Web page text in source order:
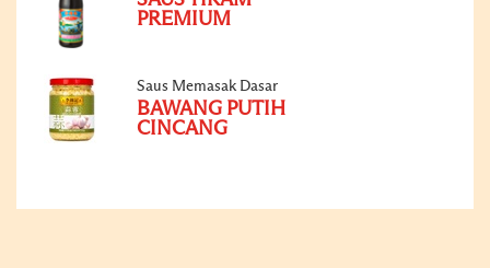
PREMIUM
Saus Memasak Dasar
BAWANG PUTIH
CINCANG